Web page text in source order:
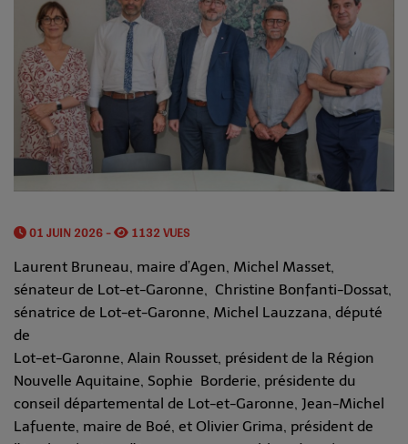
01 JUIN 2026 - 1132 VUES
Laurent Bruneau, maire d’Agen, Michel Masset,
sénateur de Lot-et-Garonne, Christine Bonfanti-Dossat,
sénatrice de Lot-et-Garonne, Michel Lauzzana, député
de
Lot-et-Garonne, Alain Rousset, président de la Région
Nouvelle Aquitaine, Sophie Borderie, présidente du
conseil départemental de Lot-et-Garonne, Jean-Michel
Lafuente, maire de Boé, et Olivier Grima, président de